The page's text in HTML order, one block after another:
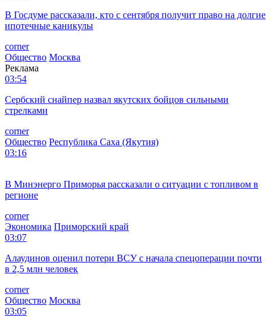
В Госдуме рассказали, кто с сентября получит право на долгие
ипотечные каникулы
corner
Общество Москва
Реклама
03:54
Сербский снайпер назвал якутских бойцов сильными
стрелками
corner
Общество Республика Саха (Якутия)
03:16
В Минэнерго Приморья рассказали о ситуации с топливом в
регионе
corner
Экономика Приморский край
03:07
Алаудинов оценил потери ВСУ с начала спецоперации почти
в 2,5 млн человек
corner
Общество Москва
03:05